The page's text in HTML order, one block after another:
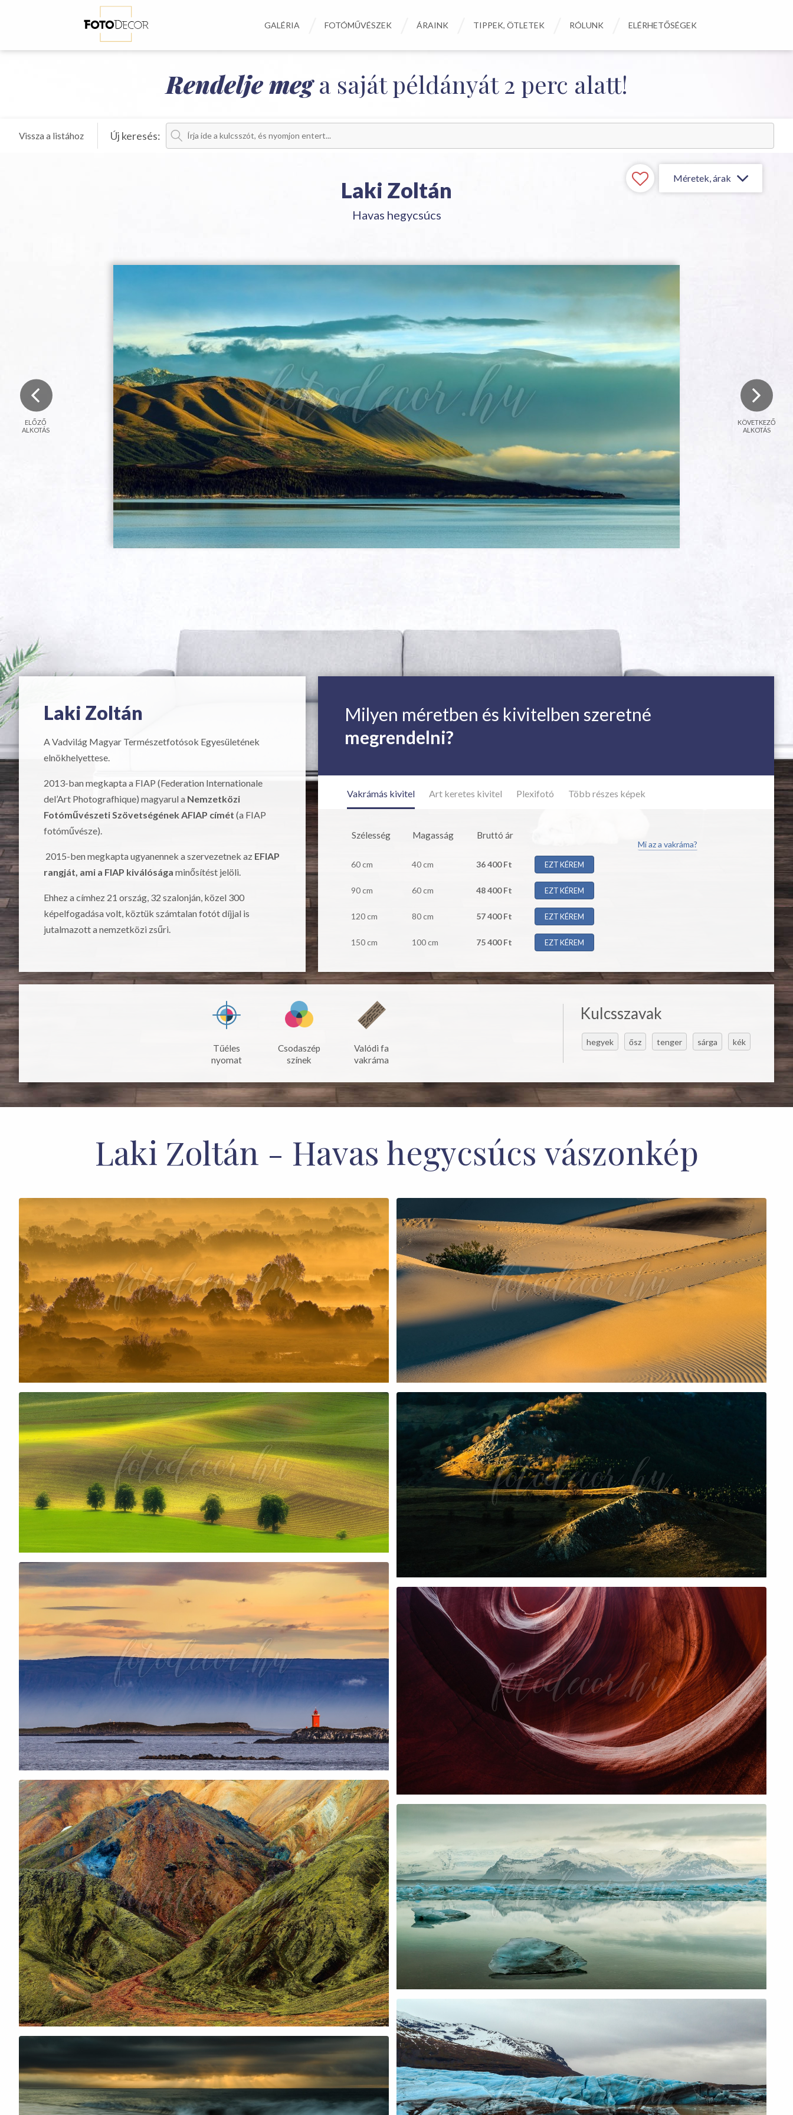
GALÉRIA FOTÓMŰVÉSZEK ÁRAINK TIPPEK, ÖTLETEK RÓLUNK ELÉRHETŐSÉGEK
Rendelje mega saját példányát 2 perc alatt!
Vissza a listához Új keresés
Laki Zoltán
Havas hegycsúcs
Méretek, árak
ELŐZŐ
ALKOTÁS
KÖVETKEZŐ
ALKOTÁS
Laki Zoltán
A Vadvilág Magyar Természetfotósok Egyesületének
elnökhelyettese.
2013-ban megkapta a FIAP (Federation Internationale
del’Art Photografhique) magyarul a Nemzetközi
Fotóművészeti Szövetségének AFIAP címét (a FIAP
fotóművésze).
2015-ben megkapta ugyanennek a szervezetnek az EFIAP
rangját, ami a FIAP kiválósága minősítést jelöli.
Ehhez a címhez 21 ország, 32 szalonján, közel 300
képelfogadása volt, köztük számtalan fotót díjjal is
jutalmazott a nemzetközi zsűri.
Milyen méretben és kivitelben szeretné
megrendelni?
Vakrámás kivitel Art keretes kivitel Plexifotó Több részes képek
Szélesség Magasság Bruttó ár
60 cm 40 cm 36 400 Ft EZT KÉREM
90 cm 60 cm 48 400 Ft EZT KÉREM
120 cm 80 cm 57 400 Ft EZT KÉREM
150 cm 100 cm 75 400 Ft EZT KÉREM
Mi az a vakráma?
Tűéles
nyomat
Csodaszép
színek
Valódi fa
vakráma
Kulcsszavak
hegyek ősz tenger sárga kék
Laki Zoltán - Havas hegycsúcs vászonkép